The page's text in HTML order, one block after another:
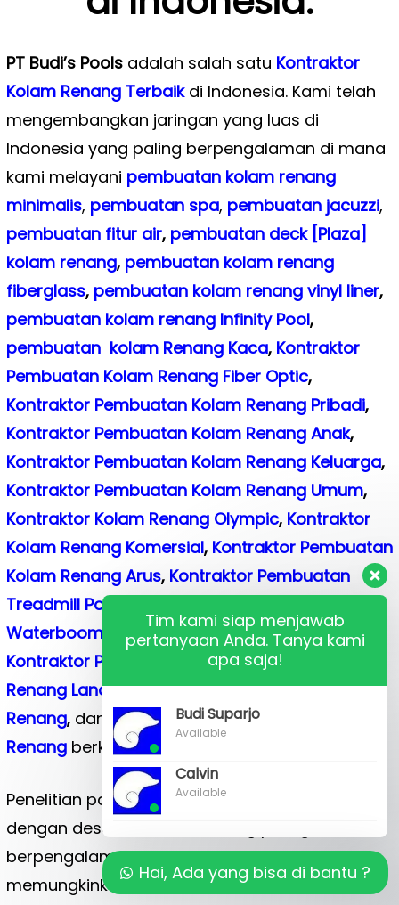
PT Budi’s Poolsadalah salah satu Kontraktor
Kolam Renang Terbaik di Indonesia. Kami telah
mengembangkan jaringan yang luas di
Indonesia yang paling berpengalaman di mana
kami melayani pembuatan kolam renang
minimalis, pembuatan spa, pembuatan jacuzzi,
pembuatan fitur air, pembuatan deck [Plaza]
kolam renang, pembuatan kolam renang
fiberglass, pembuatan kolam renang vinyl liner,
pembuatan kolam renang Infinity Pool,
pembuatan kolam Renang Kaca, Kontraktor
Pembuatan Kolam Renang Fiber Optic,
Kontraktor Pembuatan Kolam Renang Pribadi,
Kontraktor Pembuatan Kolam Renang Anak,
Kontraktor Pembuatan Kolam Renang Keluarga,
Kontraktor Pembuatan Kolam Renang Umum,
Kontraktor Kolam Renang Olympic, Kontraktor
Kolam Renang Komersial, Kontraktor Pembuatan
Kolam Renang Arus, Kontraktor Pembuatan
Treadmill Pool
Waterboom
Kontraktor Pembuatan Waterpark
Kontraktor Pembuatan Water Splash
Renang Landscape,Jasa Renovasi Kolam
Renang, dan Jasa Perawatan Kolam
Renangberkualitas di seluruh negeri ini.
Penelitian pasar yang luas dikombinasikan
dengan desainer kolam renang paling
berpengalaman di industri ini telah
memungkinkanPT Budi’s Pooluntuk
Tim kami siap menjawab
pertanyaan Anda. Tanya kami
apa saja!
Budi Suparjo
Available
Calvin
Available
Hai, Ada yang bisa di bantu ?